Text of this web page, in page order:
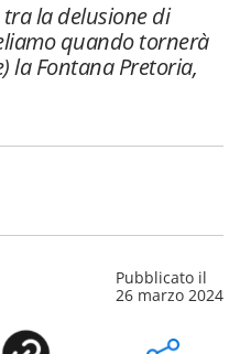
la delusione di
quando tornerà
la Fontana Pretoria,
Pubblicato il
26 marzo 2024